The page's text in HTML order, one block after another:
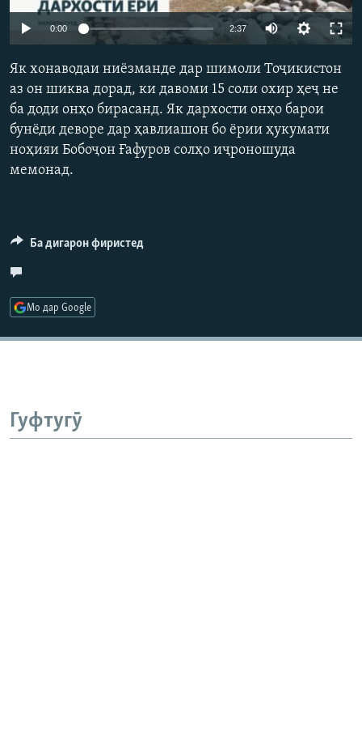
ГУЗОРИШҲОИ РАДИОӢ
Русский
ПАЙГИРӢ КУНЕД
Auto 240p 360p 480p
720p 1080p
0:00 2:37 Auto
480p
720p
Як хонаводаи ниёзманде дар шимоли Тоҷикистон
аз он шиква дорад, ки давоми 15 соли охир ҳеҷ не
ба доди онҳо бирасанд. Як дархости онҳо барои
бунёди деворе дар ҳавлиашон бо ёрии ҳукумати
ноҳияи Бобоҷон Ғафуров солҳо иҷроношуда
мемонад.
Ба дигарон фиристед
Мо дар Google
Гуфтугӯ